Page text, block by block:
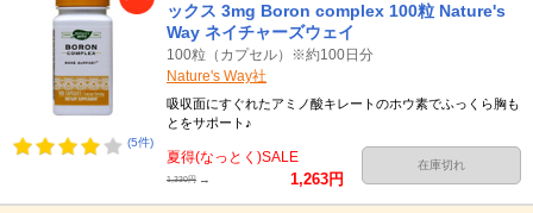
(5件)
ックス 3mg Boron complex 100粒 Nature's
Way ネイチャーズウェイ
100粒（カプセル）※約100日分
Nature's Way社
吸収面にすぐれたアミノ酸キレートのホウ素でふっくら胸も
とをサポート♪
夏得(なっとく)SALE
1,330円 → 1,263円
在庫切れ